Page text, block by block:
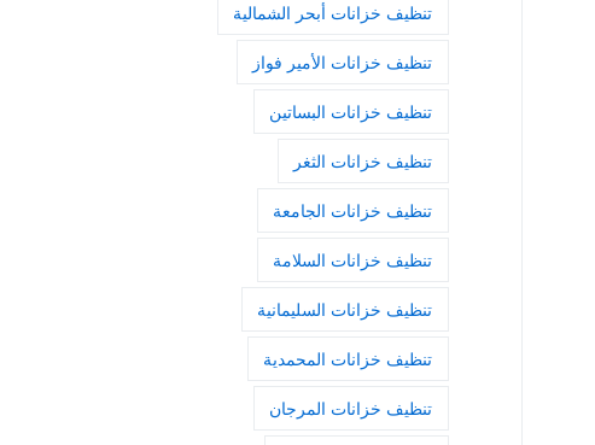
تنظيف خزانات أبحر الشمالية
تنظيف خزانات الأمير فواز
تنظيف خزانات البساتين
تنظيف خزانات الثغر
تنظيف خزانات الجامعة
تنظيف خزانات السلامة
تنظيف خزانات السليمانية
تنظيف خزانات المحمدية
تنظيف خزانات المرجان